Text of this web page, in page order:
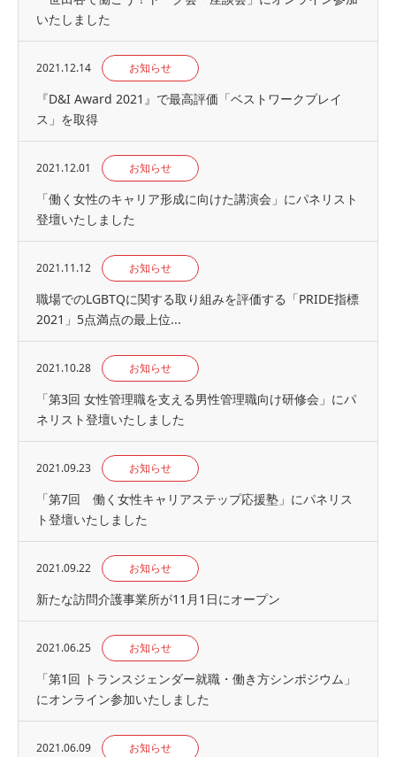
いたしました
2021.12.14 お知らせ
『D&I Award 2021』で最高評価「ベストワークプレイ
ス」を取得
2021.12.01 お知らせ
「働く女性のキャリア形成に向けた講演会」にパネリスト
登壇いたしました
2021.11.12 お知らせ
職場でのLGBTQに関する取り組みを評価する「PRIDE指標
2021」5点満点の最上位...
2021.10.28 お知らせ
「第3回 女性管理職を支える男性管理職向け研修会」にパ
ネリスト登壇いたしました
2021.09.23 お知らせ
「第7回 働く女性キャリアステップ応援塾」にパネリス
ト登壇いたしました
2021.09.22 お知らせ
新たな訪問介護事業所が11月1日にオープン
2021.06.25 お知らせ
「第1回 トランスジェンダー就職・働き方シンポジウム」
にオンライン参加いたしました
2021.06.09 お知らせ